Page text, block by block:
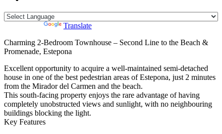
Translate
Charming 2-Bedroom Townhouse – Second Line to the Beach &
Promenade, Estepona
Excellent opportunity to acquire a well-maintained semi-detached
house in one of the best pedestrian areas of Estepona, just 2 minutes
from the Mirador del Carmen and the beach.
This south-facing property enjoys the rare advantage of having
completely unobstructed views and sunlight, with no neighbouring
buildings blocking the light.
Key Features